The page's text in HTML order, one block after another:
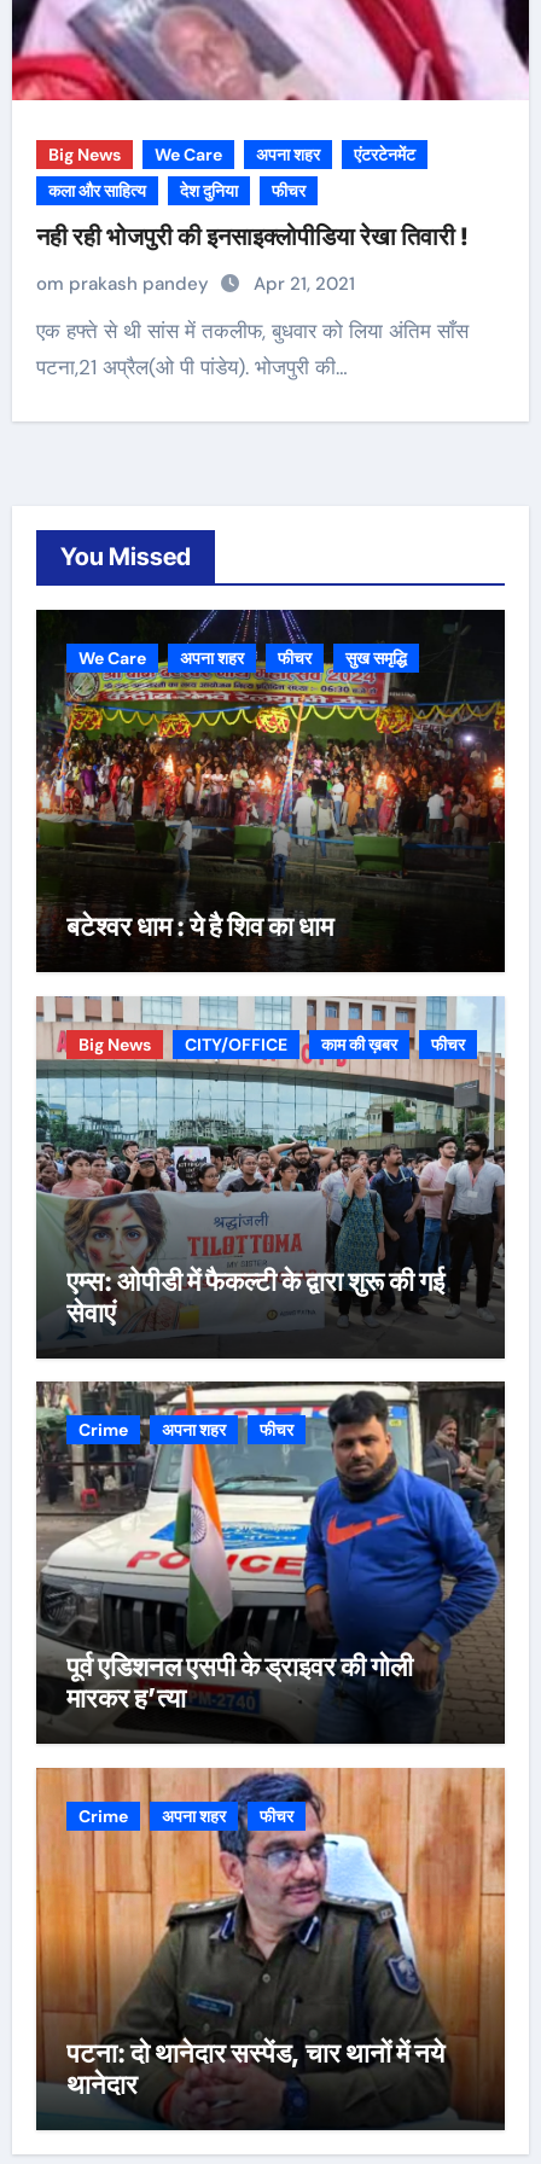
Big News We Care अपना शहर
एंटरटेनमेंट
कला और साहित्य
देश दुनिया फीचर
नही रही भोजपुरी की इनसाइक्लोपीडिया रेखा तिवारी !
om prakash pandey Apr 21, 2021
एक हफ्ते से थी सांस में तकलीफ, बुधवार को लिया अंतिम साँस
पटना,21 अप्रैल(ओ पी पांडेय). भोजपुरी की…
You Missed
We Care अपना शहर फीचर सुख समृद्धि
बटेश्वर धाम : ये है शिव का धाम
Big News CITY/OFFICE काम की ख़बर फीचर
एम्स: ओपीडी में फैकल्टी के द्वारा शुरू की गई
सेवाएं
Crime अपना शहर फीचर
पूर्व एडिशनल एसपी के ड्राइवर की गोली
मारकर ह’त्या
Crime अपना शहर फीचर
पटना: दो थानेदार सस्पेंड, चार थानों में नये
थानेदार